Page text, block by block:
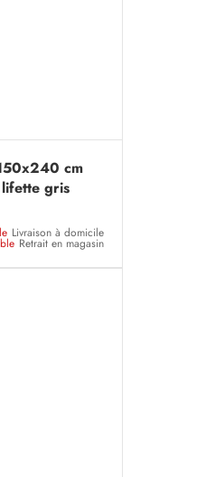
cm
gris
Livraison à domicile
Retrait en magasin